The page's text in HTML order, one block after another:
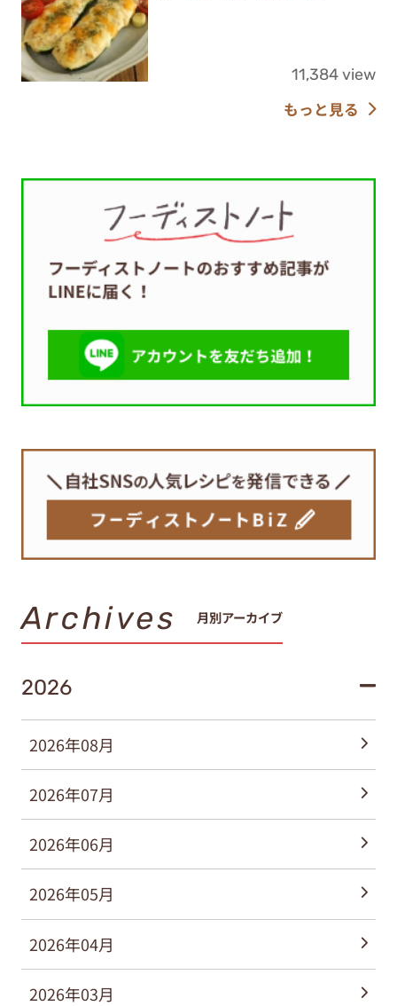
11,384 view
もっと見る
Archives 月別アーカイブ
2026
2026年08月
2026年07月
2026年06月
2026年05月
2026年04月
2026年03月